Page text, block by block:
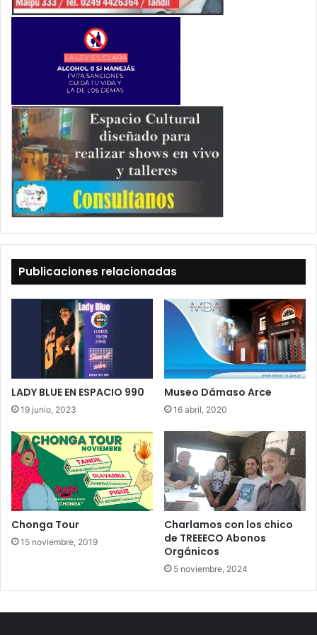
Publicaciones relacionadas
LADY BLUE EN ESPACIO 990
19 junio, 2023
Museo Dámaso Arce
16 abril, 2020
Chonga Tour
15 noviembre, 2019
Charlamos con los chico
de TREEECO Abonos
Orgánicos
5 noviembre, 2024